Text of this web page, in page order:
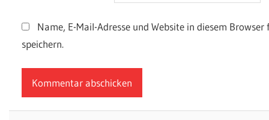
Name, E-Mail-Adresse und Website in diesem
speichern.